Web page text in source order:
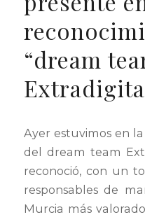
“dream
Ayer estuvimos en
del dream team
reconoció, con un
responsables de
Murcia más